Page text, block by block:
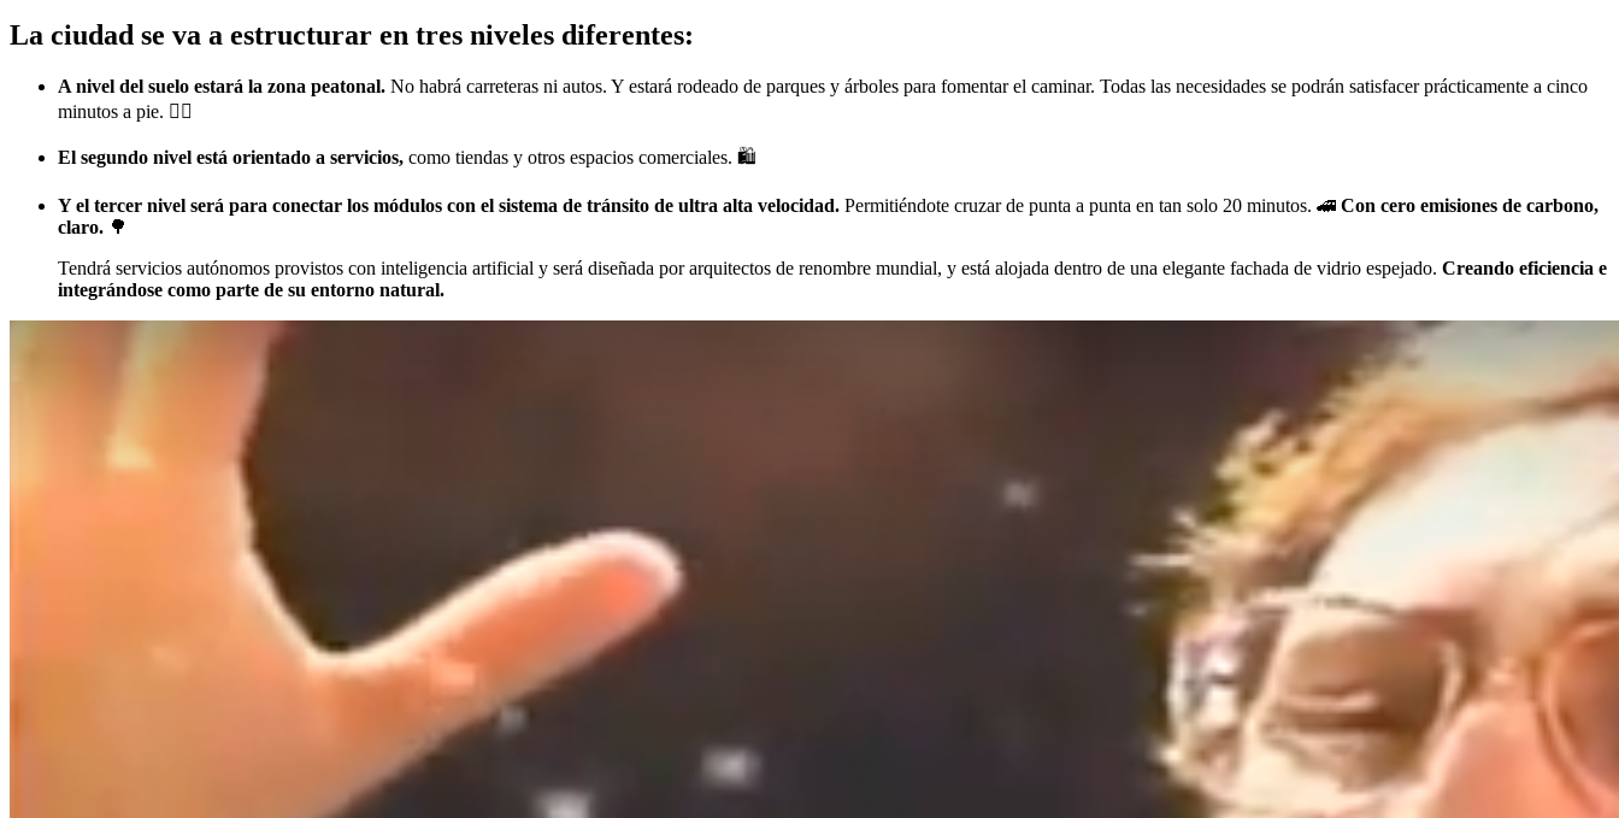
La ciudad se va a estructurar en tres niveles diferentes:
A nivel del suelo estará la zona peatonal. No habrá carreteras ni autos. Y estará rodeado de parques y árboles para fomentar el caminar. Todas las necesidades se podrán satisfacer prácticamente a cinco
minutos a pie. 🚶‍♀️
El segundo nivel está orientado a servicios, como tiendas y otros espacios comerciales. 🛍️
Y el tercer nivel será para conectar los módulos con el sistema de tránsito de ultra alta velocidad. Permitiéndote cruzar de punta a punta en tan solo 20 minutos. 🚄 Con cero emisiones de carbono,
claro. 🌳
Tendrá servicios autónomos provistos con inteligencia artificial y será diseñada por arquitectos de renombre mundial, y está alojada dentro de una elegante fachada de vidrio espejado. Creando eficiencia e
integrándose como parte de su entorno natural.